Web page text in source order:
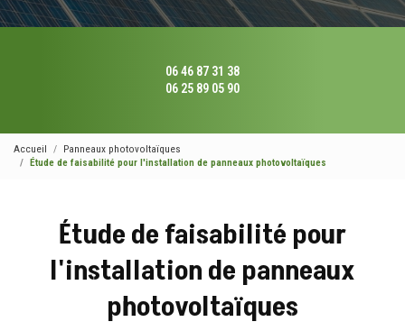
06 46 87 31 38
06 25 89 05 90
Accueil
Panneaux photovoltaïques
Étude de faisabilité pour l'installation de panneaux photovoltaïques
Étude de faisabilité pour
l'installation de panneaux
photovoltaïques